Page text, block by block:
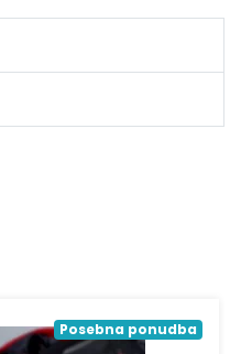
Posebna ponudba